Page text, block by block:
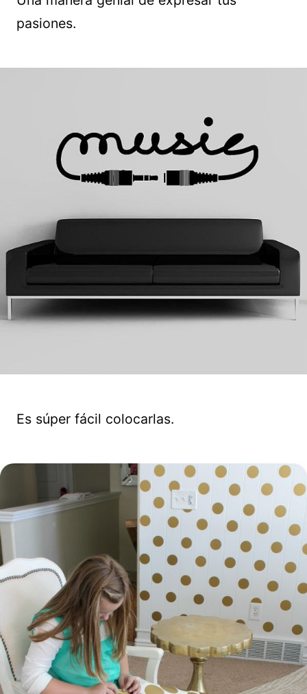
pasiones.
Es súper fácil colocarlas.